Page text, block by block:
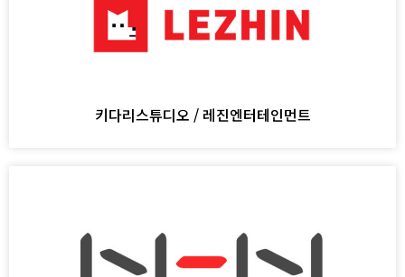
키다리스튜디오 / 레진엔터테인먼트